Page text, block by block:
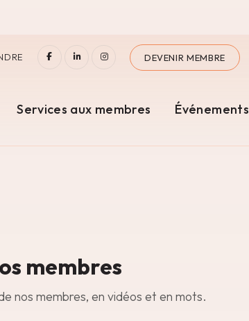
FACEBOOKLINKEDININSTAGRAMDEVENIR MEMBRE
Services aux membres Événements
membres
nos membres, en vidéos et en mots.